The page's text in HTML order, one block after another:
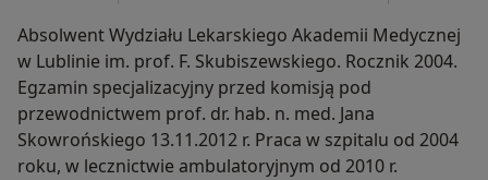
Absolwent Wydziału Lekarskiego Akademii Medycznej
w Lublinie im. prof. F. Skubiszewskiego. Rocznik 2004.
Egzamin specjalizacyjny przed komisją pod
przewodnictwem prof. dr. hab. n. med. Jana
Skowrońskiego 13.11.2012 r. Praca w szpitalu od 2004
roku, w lecznictwie ambulatoryjnym od 2010 r.